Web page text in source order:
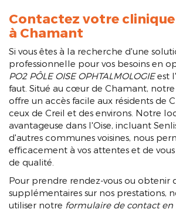
Contactez votre
à Chamant
Si vous êtes à la recherche d'une
professionnelle pour vos besoins en
PO2 PÔLE OISE OPHTALMOLOGIEest
faut. Situé au cœur de Chamant,
offre un accès facile aux résidents de
ceux de Creil et des environs. Notre
avantageuse dans l'Oise, incluant
d'autres communes voisines, nous
efficacement à vos attentes et de
de qualité.
Pour prendre rendez-vous ou obtenir
supplémentaires sur nos prestations,
utiliser notre formulaire de contact en